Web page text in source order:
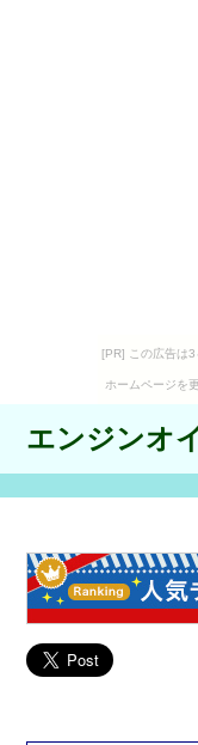
[PR] この広告は3
ホームページを
エンジンオ